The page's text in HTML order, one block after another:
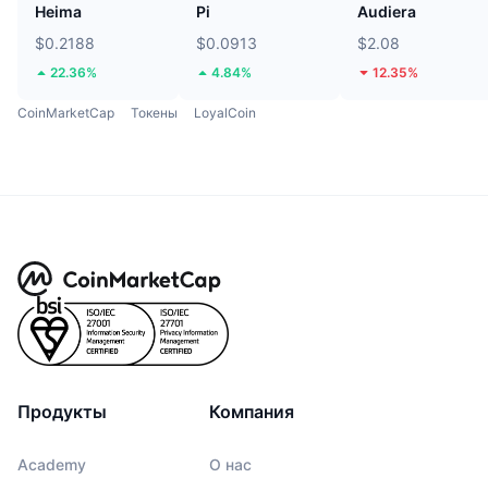
Heima
$0.2188
22.36%
Pi
$0.0913
4.84%
Audiera
$2.08
12.35%
CoinMarketCap Токены LoyalCoin
Продукты
Academy
Компания
О нас